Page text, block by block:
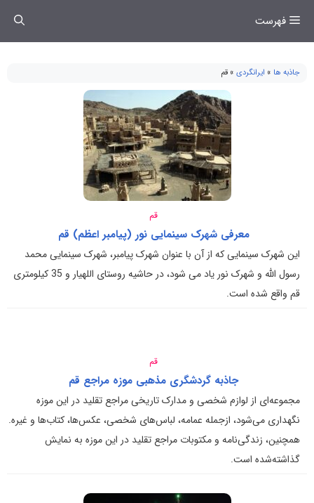
فهرست
جاذبه ها » ایرانگردی » قم
قم
معرفی شهرک سینمایی نور (پیامبر اعظم) قم
این شهرک سینمایی که از آن با عنوان شهرک پیامبر، شهرک سینمایی محمد
رسول الله و شهرک نور یاد می شود، در حاشیه روستای اللهیار و 35 کیلومتری
قم واقع شده است.
قم
جاذبه گردشگری مذهبی موزه مراجع قم
مجموعه‌ای از لوازم شخصی و مدارک تاریخی مراجع تقلید در این موزه
نگهداری می‌شود، ازجمله عمامه، لباس‌های شخصی، عکس‌ها، کتاب‌ها و غیره.
همچنین، زندگی‌نامه و مکتوبات مراجع تقلید در این موزه به نمایش
گذاشته‌شده است.